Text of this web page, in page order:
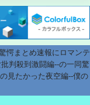
愕まとめ速報にロマンテ
判殺到激闘編--の一同驚
見たかった夜空編--僕の